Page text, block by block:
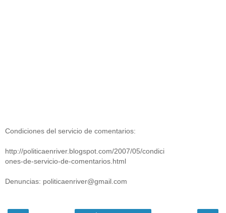
Condiciones del servicio de comentarios:
http://politicaenriver.blogspot.com/2007/05/condici
ones-de-servicio-de-comentarios.html
Denuncias: politicaenriver@gmail.com